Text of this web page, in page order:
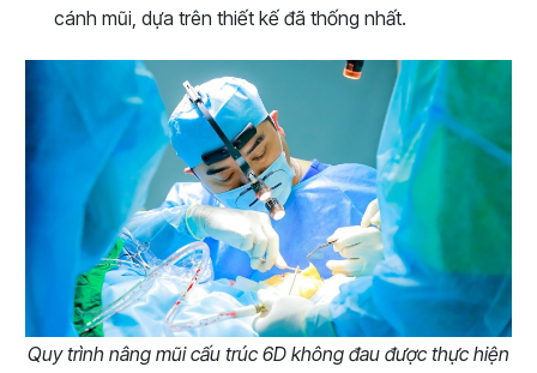
cánh mũi, dựa trên thiết kế đã thống nhất.
Quy trình nâng mũi cấu trúc 6D không đau được thực hiện